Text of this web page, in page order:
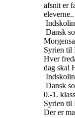
afsnit er
eleverne..
Dansk
Syrien til
Hver
dag skal
Dansk
0.-1.
Syrien til
Der er